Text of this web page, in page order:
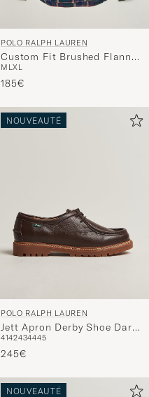
POLO RALPH LAUREN
Custom Fit Brushed Flannel
Shirt Forest Burgundy
M LXL
185€
NOUVEAUTÉ
POLO RALPH LAUREN
Jett Apron Derby Shoe Dark
Brown
4142434445
245€
NOUVEAUTÉ